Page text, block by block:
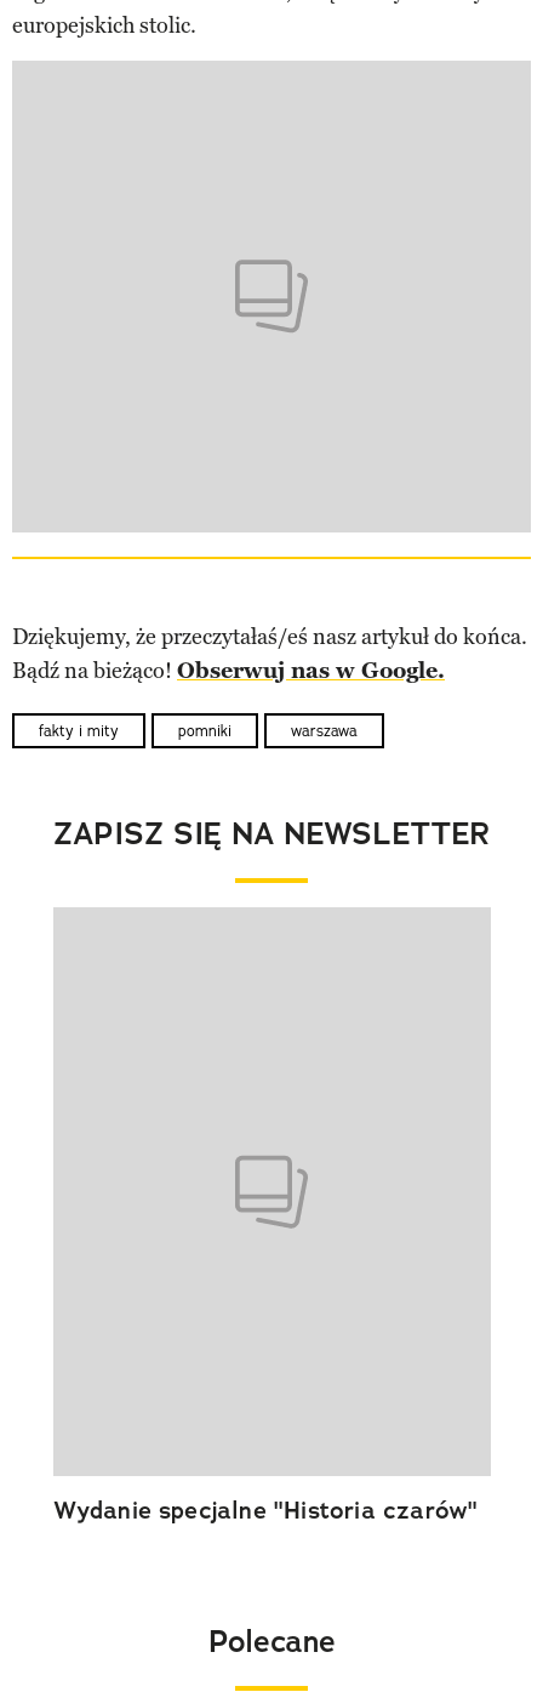
europejskich stolic.
Dziękujemy, że przeczytałaś/eś nasz artykuł do końca.
Bądź na bieżąco! Obserwuj nas w Google.
fakty i mity pomniki warszawa
ZAPISZ SIĘ NA NEWSLETTER
Wydanie specjalne "Historia czarów"
Polecane